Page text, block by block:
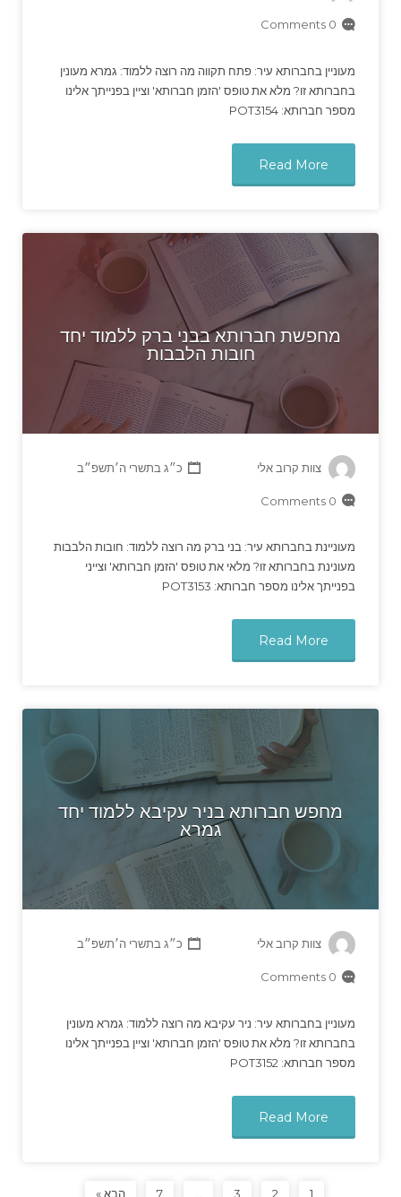
0 Comments
מעוניין בחברותא עיר: פתח תקווה מה רוצה ללמוד: גמרא מעונין
בחברותא זו? מלא את טופס 'הזמן חברותא' וציין בפנייתך אלינו
מספר חברותא: POT3154
Read More
מחפשת חברותא בבני ברק ללמוד יחד
חובות הלבבות
צוות קרוב אלי כ״ג בתשרי ה׳תשפ״ב
0 Comments
מעוניינת בחברותא עיר: בני ברק מה רוצה ללמוד: חובות הלבבות
מעונינת בחברותא זו? מלאי את טופס 'הזמן חברותא' וצייני
בפנייתך אלינו מספר חברותא: POT3153
Read More
מחפש חברותא בניר עקיבא ללמוד יחד
גמרא
צוות קרוב אלי כ״ג בתשרי ה׳תשפ״ב
0 Comments
מעוניין בחברותא עיר: ניר עקיבא מה רוצה ללמוד: גמרא מעונין
בחברותא זו? מלא את טופס 'הזמן חברותא' וציין בפנייתך אלינו
מספר חברותא: POT3152
Read More
1
2
3
7 הבא »